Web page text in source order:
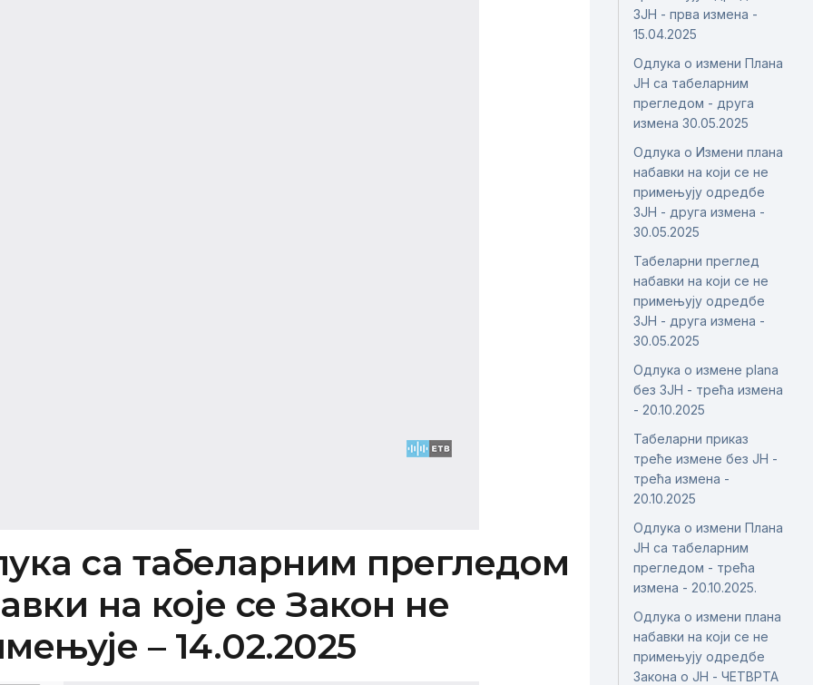
са табеларним прегледом
на које се Закон не
– 14.02.2025
ЗЈН - прва измена -
15.04.2025
Одлука о измени Плана
ЈН са табеларним
прегледом - друга
измена 30.05.2025
Одлука о Измени плана
набавки на који се не
примењују одредбе
ЗЈН - друга измена -
30.05.2025
Табеларни преглед
набавки на који се не
примењују одредбе
ЗЈН - друга измена -
30.05.2025
Одлука o измене plana
без ЗЈН - трећа измена
- 20.10.2025
Табеларни приказ
треће измене без ЈН -
трећа измена -
20.10.2025
Одлука о измени Плана
ЈН са табеларним
прегледом - трећа
измена - 20.10.2025.
Одлука о измени плана
набавки на који се не
примењују одредбе
Закона о ЈН - ЧЕТВРТА